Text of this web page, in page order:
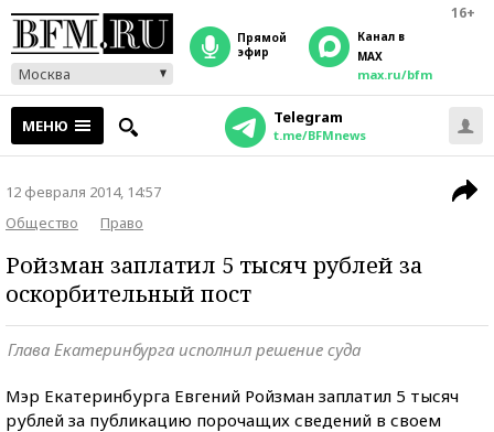
16+
Москва
прямой
эфир
Канал в
MAX
max.ru/bfm
МЕНЮ Telegram
t.me/BFMnews
12 февраля 2014, 14:57
Общество
Право
Ройзман заплатил 5 тысяч рублей за
оскорбительный пост
Глава Екатеринбурга исполнил решение суда
Мэр Екатеринбурга Евгений Ройзман заплатил 5 тысяч
рублей за публикацию порочащих сведений в своем